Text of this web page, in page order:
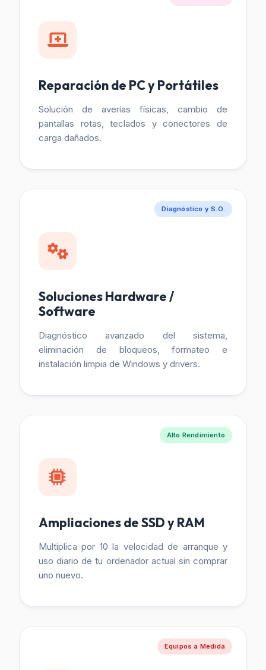
Reparación de PC y Portátiles
Solución de averías físicas, cambio de
pantallas rotas, teclados y conectores de
carga dañados.
Diagnóstico y S.O.
Soluciones Hardware /
Software
Diagnóstico avanzado del sistema,
eliminación de bloqueos, formateo e
instalación limpia de Windows y drivers.
Alto Rendimiento
Ampliaciones de SSD y RAM
Multiplica por 10 la velocidad de arranque y
uso diario de tu ordenador actual sin comprar
uno nuevo.
Equipos a Medida